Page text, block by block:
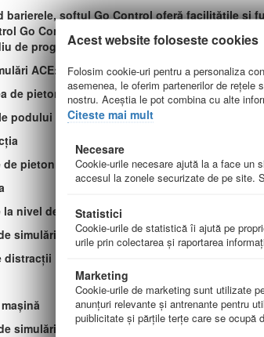
barierele, softul Go Control oferă facilitățile și
Go Control este cea mai recentă versiune a
de programare grafică ce este simultan ușor
ACE:
de pietoni
podului
de pietoni cu buton de acces (Pelican
la nivel de cale ferată
simulări ACE:
distracții
simulări ACE:
Acest website foloseste cookies
Folosim cookie-uri pentru a personaliza
asemenea, le oferim partenerilor de
nostru. Aceștia le pot combina cu alte
Citeste mai mult
Necesare
Cookie-urile necesare ajută la a face un
accesul la zonele securizate de pe site.
Statistici
Cookie-urile de statistică îi ajută pe
urile prin colectarea şi raportarea
Marketing
Cookie-urile de marketing sunt utilizate
anunţuri relevante şi antrenante pentru
puiblicitate şi părţile terţe care se ocupă